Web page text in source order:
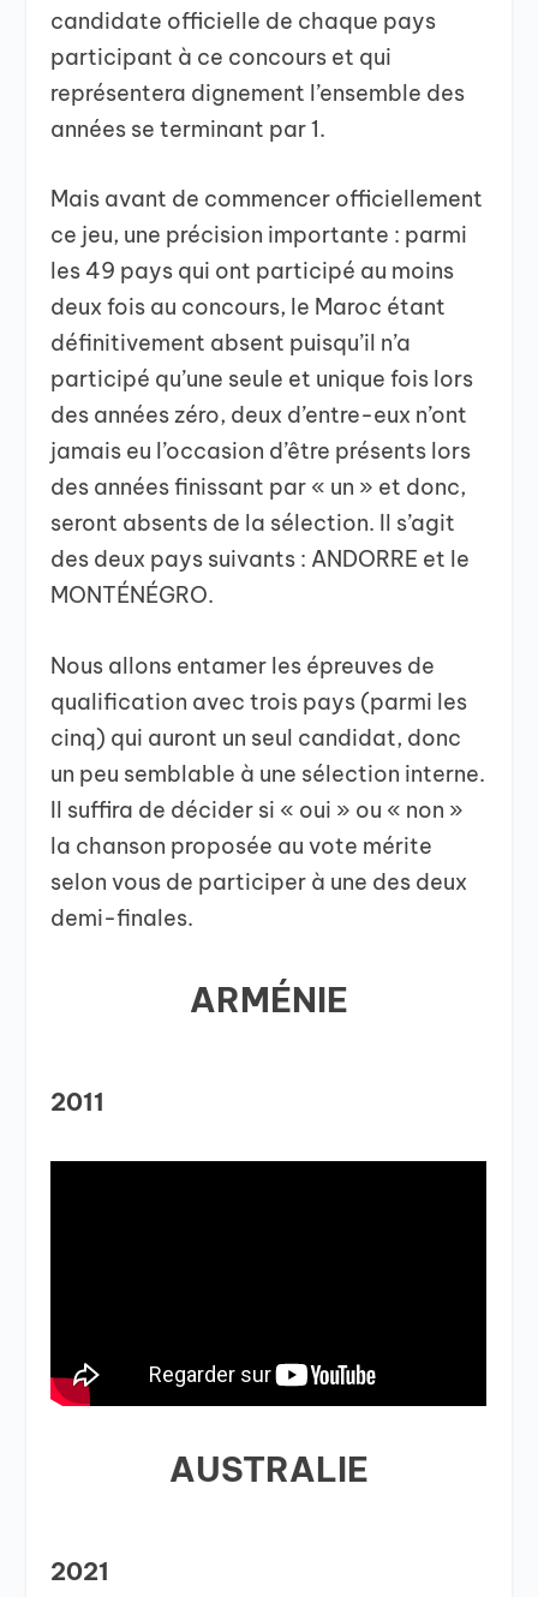
candidate officielle de chaque pays
participant à ce concours et qui
représentera dignement l’ensemble des
années se terminant par 1.
Mais avant de commencer officiellement
ce jeu, une précision importante : parmi
les 49 pays qui ont participé au moins
deux fois au concours, le Maroc étant
définitivement absent puisqu’il n’a
participé qu’une seule et unique fois lors
des années zéro, deux d’entre-eux n’ont
jamais eu l’occasion d’être présents lors
des années finissant par « un » et donc,
seront absents de la sélection. Il s’agit
des deux pays suivants : ANDORRE et le
MONTÉNÉGRO.
Nous allons entamer les épreuves de
qualification avec trois pays (parmi les
cinq) qui auront un seul candidat, donc
un peu semblable à une sélection interne.
Il suffira de décider si « oui » ou « non »
la chanson proposée au vote mérite
selon vous de participer à une des deux
demi-finales.
ARMÉNIE
2011
AUSTRALIE
2021